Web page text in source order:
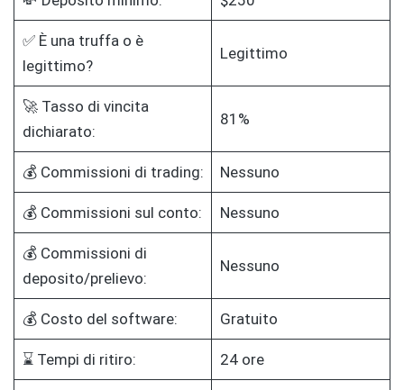
✅ È una truffa o è
legittimo?
Legittimo
🚀 Tasso di vincita
dichiarato:
81%
💰 Commissioni di trading: Nessuno
💰 Commissioni sul conto: Nessuno
💰 Commissioni di
deposito/prelievo:
Nessuno
💰 Costo del software: Gratuito
⌛ Tempi di ritiro: 24 ore